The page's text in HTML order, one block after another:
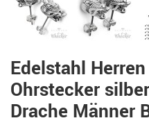
Edelstahl
Ohrstecker
Drache Männer